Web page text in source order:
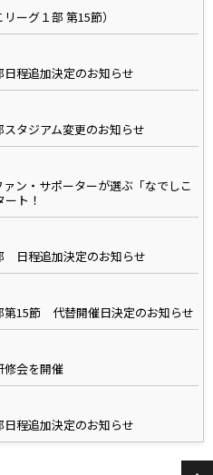
ーグ１部 第15節）
程追加決定のお知らせ
タジアム変更のお知らせ
ァン・サポーターが選ぶ「なでしこ
ト！
日程追加決定のお知らせ
第15節 代替開催日決定のお知らせ
会を開催
程追加決定のお知らせ